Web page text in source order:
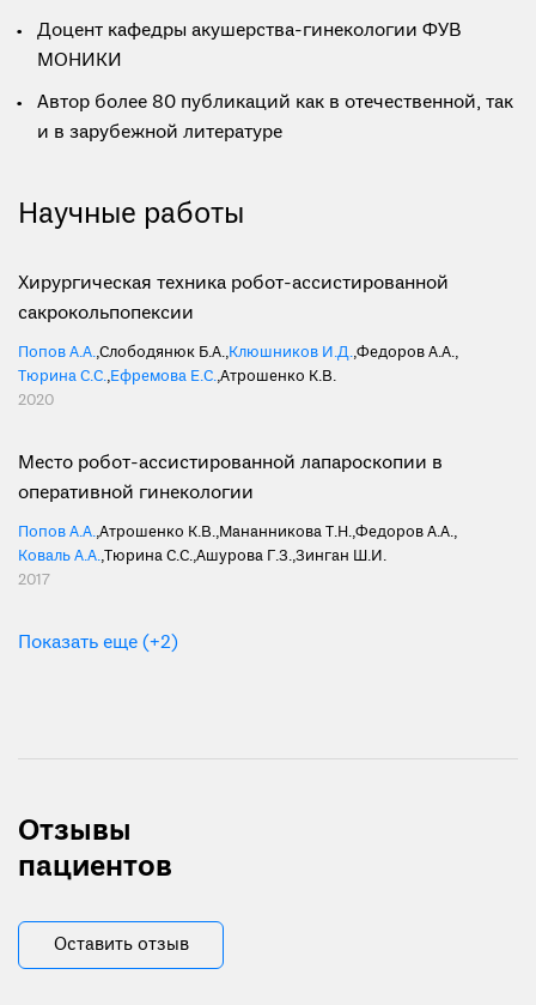
Доцент кафедры акушерства-гинекологии ФУВ
МОНИКИ
Автор более 80 публикаций как в отечественной, так
и в зарубежной литературе
Научные работы
Хирургическая техника робот-ассистированной
сакрокольпопексии
Попов А.А.,Слободянюк Б.А.,Клюшников И.Д.,Федоров А.А.,
Тюрина С.С.,Ефремова Е.С.,Атрошенко К.В.
2020
Место робот-ассистированной лапароскопии в
оперативной гинекологии
Попов А.А.,Атрошенко К.В.,Мананникова Т.Н.,Федоров А.А.,
Коваль А.А.,Тюрина С.С.,Ашурова Г.З.,Зинган Ш.И.
2017
Показать еще (+2)
Отзывы
пациентов
Оставить отзыв